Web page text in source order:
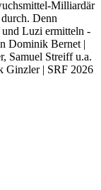
Milliardär
Denn
und Luzi ermitteln -
Dominik Bernet |
Samuel Streiff u.a.
Ginzler | SRF 2026